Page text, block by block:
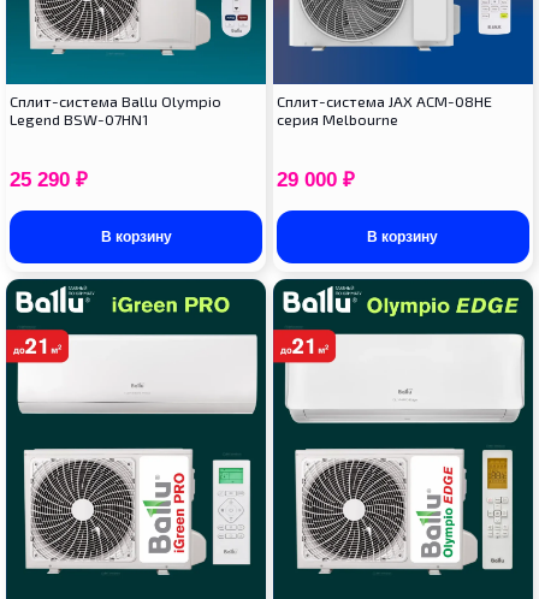
Cплит-система Ballu Olympio
Legend BSW-07HN1
25 290 ₽
В корзину
Сплит-система JAX ACM-08HE
серия Melbourne
29 000 ₽
В корзину